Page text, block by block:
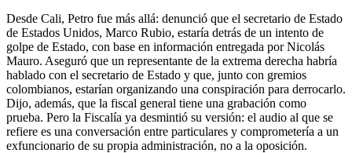
Desde Cali, Petro fue más allá: denunció que el secretario de Estado
de Estados Unidos, Marco Rubio, estaría detrás de un intento de
golpe de Estado, con base en información entregada por Nicolás
Mauro. Aseguró que un representante de la extrema derecha habría
hablado con el secretario de Estado y que, junto con gremios
colombianos, estarían organizando una conspiración para derrocarlo.
Dijo, además, que la fiscal general tiene una grabación como
prueba. Pero la Fiscalía ya desmintió su versión: el audio al que se
refiere es una conversación entre particulares y comprometería a un
exfuncionario de su propia administración, no a la oposición.